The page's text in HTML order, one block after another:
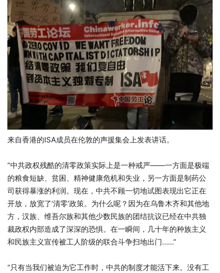
来自香港的ISA成员在伦敦的声援集会上发表讲话。
“中共政权残酷的清零政策实际上是一种戒严——一方面是极端
的粮食短缺、贫困、精神健康危机和失业，另一方面是制药公
司获得暴涨的利润。现在，中共不顾一切地试图表现出它正在
开放，放宽了‘清零’政策。为什么呢？因为在乌鲁木齐和其他地
方，汉族、维吾尔族和其他少数民族的团结抗议已经在中共独
裁政权内部造成了深深的恐惧。在一瞬间，几十年的种族主义
和民族主义宣传被工人阶级的联合斗争扫地出门……”
“只有当我们被迫为它工作时，中共的制度才能活下来。没有工